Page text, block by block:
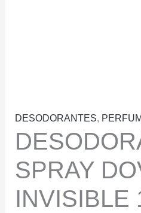
DESODORANTES,
SPRAY
INVISIBLE